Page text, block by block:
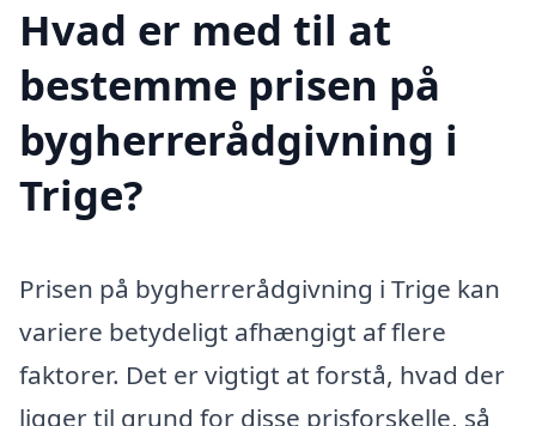
Hvad er med til at
bestemme prisen på
bygherrerådgivning i
Trige?
Prisen på bygherrerådgivning i Trige kan
variere betydeligt afhængigt af flere
faktorer. Det er vigtigt at forstå, hvad der
ligger til grund for disse prisforskelle, så